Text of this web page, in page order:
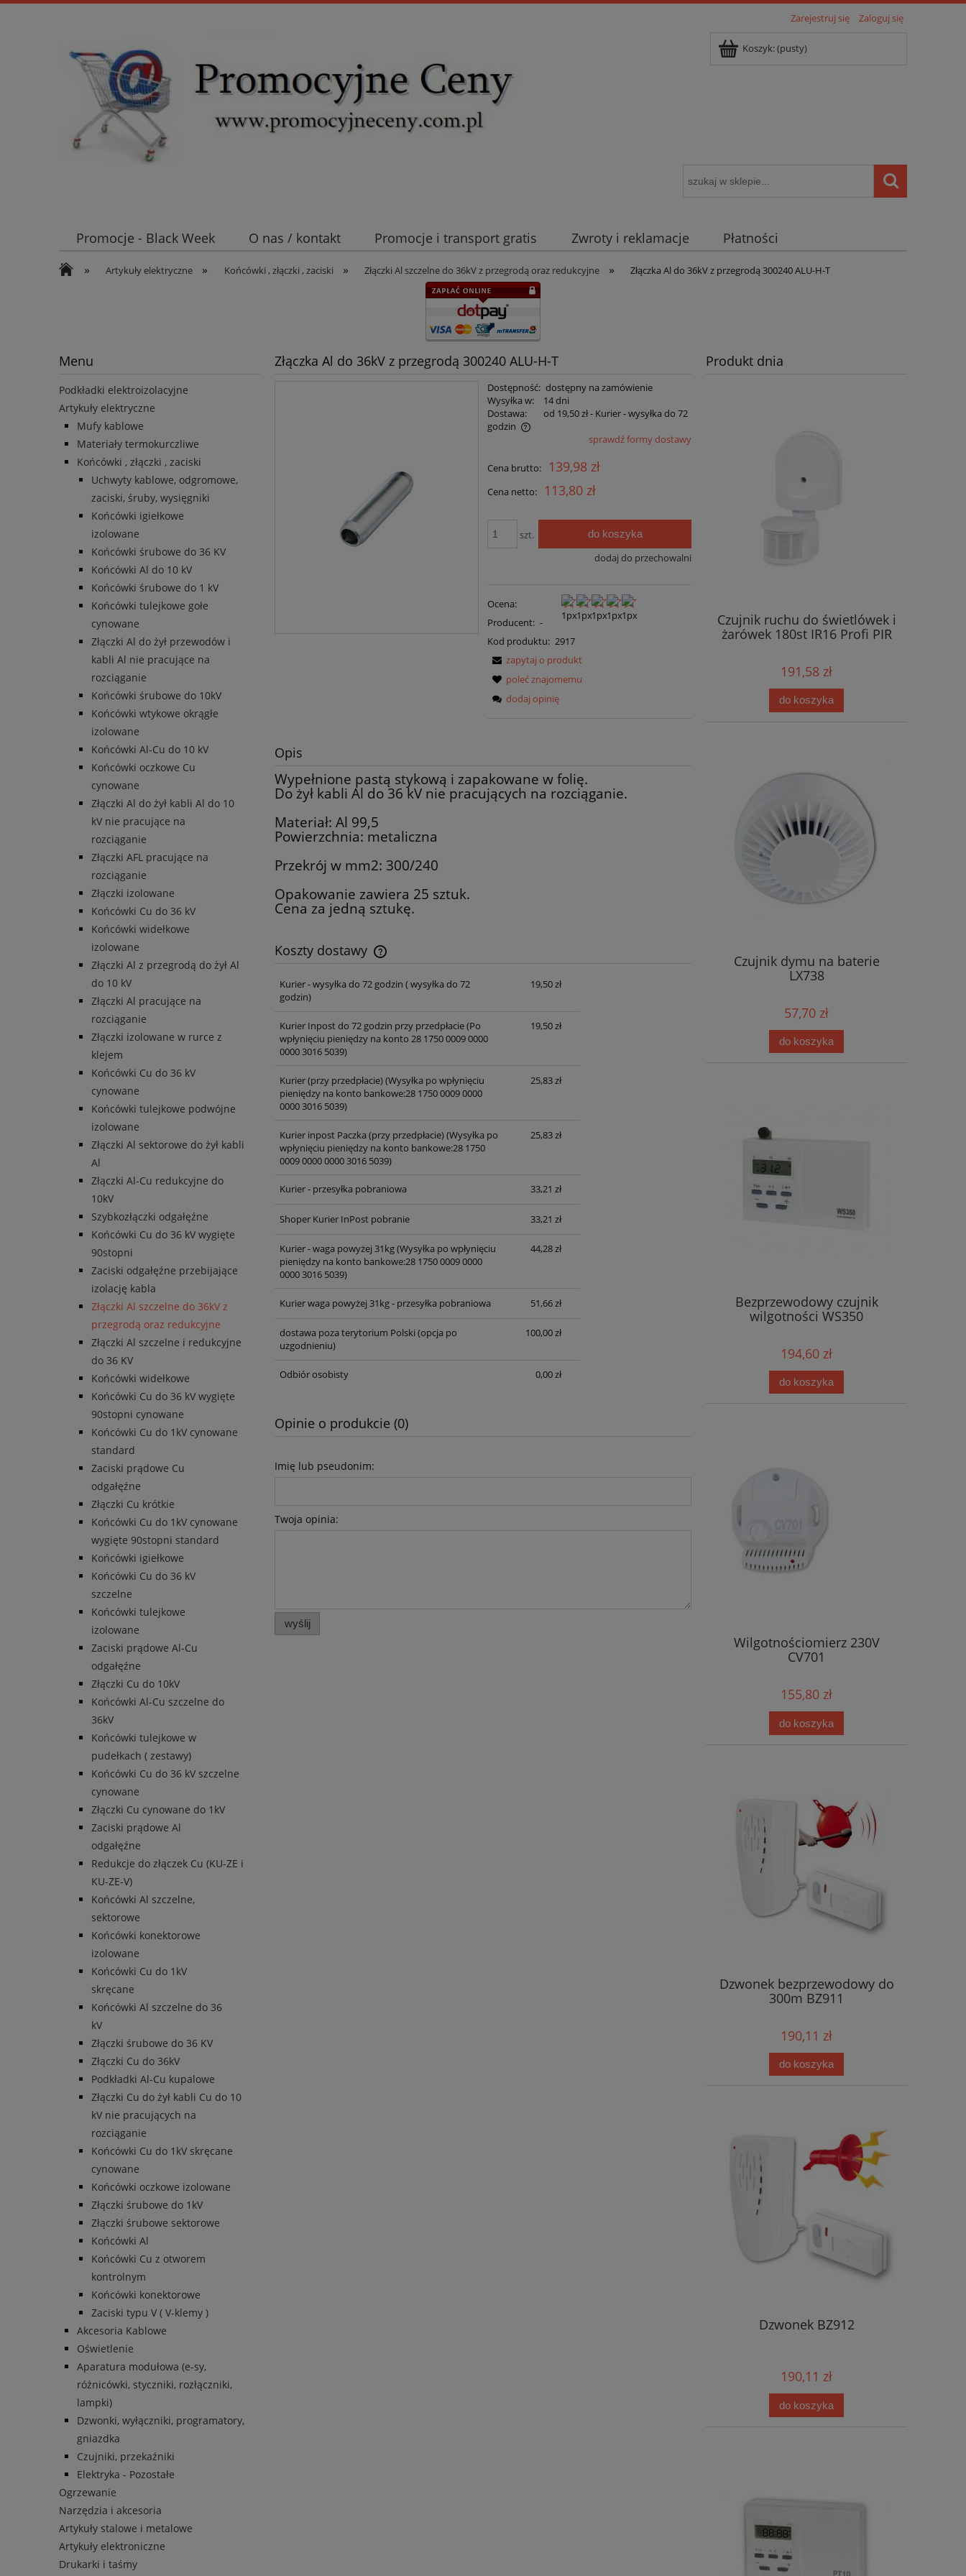
Zarejestruj się Zaloguj się
Koszyk:(pusty)
Promocje - Black Week O nas / kontakt Promocje i transport gratis Zwroty i reklamacje
Płatności
Koszt wysyłki
Mufy i głowice SN Euromold Nexans Automatyka NOVATEK Inteligentny dom ( POCKET HOME )
» Artykuły elektryczne » Końcówki , złączki , zaciski » Złączki Al szczelne do 36kV z przegrodą oraz redukcyjne » Złączka Al do 36kV z przegrodą 300240 ALU-H-T
Menu
Podkładki elektroizolacyjne
Artykuły elektryczne
Mufy kablowe
Materiały termokurczliwe
Końcówki , złączki , zaciski
Uchwyty kablowe, odgromowe,
zaciski, śruby, wysięgniki
Końcówki igiełkowe
izolowane
Końcówki śrubowe do 36 KV
Końcówki Al do 10 kV
Końcówki śrubowe do 1 kV
Końcówki tulejkowe gołe
cynowane
Złączki Al do żył przewodów i
kabli Al nie pracujące na
rozciąganie
Końcówki śrubowe do 10kV
Końcówki wtykowe okrągłe
izolowane
Końcówki Al-Cu do 10 kV
Końcówki oczkowe Cu
cynowane
Złączki Al do żył kabli Al do 10
kV nie pracujące na
rozciąganie
Złączki AFL pracujące na
rozciąganie
Złączki izolowane
Końcówki Cu do 36 kV
Końcówki widełkowe
izolowane
Złączki Al z przegrodą do żył Al
do 10 kV
Złączki Al pracujące na
rozciąganie
Złączki izolowane w rurce z
klejem
Końcówki Cu do 36 kV
cynowane
Końcówki tulejkowe podwójne
izolowane
Złączki Al sektorowe do żył kabli
Al
Złączki Al-Cu redukcyjne do
10kV
Szybkozłączki odgałęźne
Końcówki Cu do 36 kV wygięte
90stopni
Zaciski odgałęźne przebijające
izolację kabla
Złączki Al szczelne do 36kV z
przegrodą oraz redukcyjne
Złączki Al szczelne i redukcyjne
do 36 KV
Końcówki widełkowe
Końcówki Cu do 36 kV wygięte
90stopni cynowane
Końcówki Cu do 1kV cynowane
standard
Zaciski prądowe Cu
odgałęźne
Złączki Cu krótkie
Końcówki Cu do 1kV cynowane
wygięte 90stopni standard
Końcówki igiełkowe
Końcówki Cu do 36 kV
szczelne
Końcówki tulejkowe
izolowane
Zaciski prądowe Al-Cu
odgałęźne
Złączki Cu do 10kV
Końcówki Al-Cu szczelne do
36kV
Końcówki tulejkowe w
pudełkach ( zestawy)
Końcówki Cu do 36 kV szczelne
cynowane
Złączki Cu cynowane do 1kV
Zaciski prądowe Al
odgałęźne
Redukcje do złączek Cu (KU-ZE i
KU-ZE-V)
Końcówki Al szczelne,
sektorowe
Końcówki konektorowe
izolowane
Końcówki Cu do 1kV
skręcane
Końcówki Al szczelne do 36
kV
Złączki śrubowe do 36 KV
Złączki Cu do 36kV
Podkładki Al-Cu kupalowe
Złączki Cu do żył kabli Cu do 10
kV nie pracujących na
rozciąganie
Końcówki Cu do 1kV skręcane
cynowane
Końcówki oczkowe izolowane
Złączki śrubowe do 1kV
Złączki śrubowe sektorowe
Końcówki Al
Końcówki Cu z otworem
kontrolnym
Końcówki konektorowe
Zaciski typu V ( V-klemy )
Akcesoria Kablowe
Oświetlenie
Aparatura modułowa (e-sy,
różnicówki, styczniki, rozłączniki,
lampki)
Dzwonki, wyłączniki, programatory,
gniazdka
Czujniki, przekaźniki
Elektryka - Pozostałe
Ogrzewanie
Narzędzia i akcesoria
Artykuły stalowe i metalowe
Artykuły elektroniczne
Drukarki i taśmy
Złączka Al do 36kV z przegrodą 300240 ALU-H-T
Dostępność: dostępny na zamówienie
Wysyłka w:
14 dni
Dostawa:
od 19,50 zł- Kurier - wysyłka do 72
godzin
sprawdź formy dostawy
Cena brutto: 139,98 zł
Cena netto: 113,80 zł
szt. do koszyka
dodaj do przechowalni
Ocena:
Producent: -
Kod produktu: 2917
zapytaj o produkt
poleć znajomemu
dodaj opinię
Opis
Wypełnione pastą stykową i zapakowane w folię.
Do żył kabli Al do 36 kV nie pracujących na rozciąganie.
Materiał: Al 99,5
Powierzchnia: metaliczna
Przekrój w mm2: 300/240
Opakowanie zawiera 25 sztuk.
Cena za jedną sztukę.
Koszty dostawy
Cena nie zawiera ewentualnych kosztów
Kurier - wysyłka do 72 godzin ( wysyłka do 72
godzin)
19,50 zł
Kurier Inpost do 72 godzin przy przedpłacie(Po
wpłynięciu pieniędzy na konto 28 1750 0009 0000
0000 3016 5039)
19,50 zł
Kurier (przy przedpłacie)(Wysyłka po wpłynięciu
pieniędzy na konto bankowe:28 1750 0009 0000
0000 3016 5039)
25,83 zł
Kurier inpost Paczka (przy przedpłacie)(Wysyłka po
wpłynięciu pieniędzy na konto bankowe:28 1750
0009 0000 0000 3016 5039)
25,83 zł
Kurier - przesyłka pobraniowa 33,21 zł
Shoper Kurier InPost pobranie 33,21 zł
Kurier - waga powyżej 31kg(Wysyłka po wpłynięciu
pieniędzy na konto bankowe:28 1750 0009 0000
0000 3016 5039)
44,28 zł
Kurier waga powyżej 31kg - przesyłka pobraniowa 51,66 zł
dostawa poza terytorium Polski (opcja po
uzgodnieniu)
100,00 zł
Odbiór osobisty 0,00 zł
Opinie o produkcie (0)
Imię lub pseudonim:
Twoja opinia:
wyślij
Produkt dnia
Czujnik ruchu do świetlówek i
żarówek 180st IR16 Profi PIR
191,58 zł
do koszyka
Czujnik dymu na baterie
LX738
57,70 zł
do koszyka
Bezprzewodowy czujnik
wilgotności WS350
194,60 zł
do koszyka
Wilgotnościomierz 230V
CV701
155,80 zł
do koszyka
Dzwonek bezprzewodowy do
300m BZ911
190,11 zł
do koszyka
Dzwonek BZ912
190,11 zł
do koszyka